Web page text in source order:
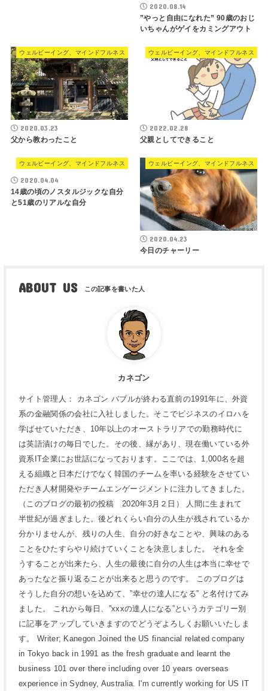
2020.08.14
”やっと自由になれた” 90歳のおじ
いちゃんがゲイをカミングアウト
ウェルビーイング、マインドフルネス
2020.03.23
父から教わったこと
ウェルビーイング、マインドフルネス
2022.02.28
父親としてできること
ウェルビーイング、マインドフルネス
2020.04.04
14歳の頃のノスタルジックな自分
と51歳のリアルな自分
ウェルビーイング、マインドフルネス
2020.04.23
今日のチャーリー
ABOUT US
カネゴン
サイト管理人： カネゴン バブルが終わる直前の1991年に、外資
系の金融関係の会社に入社しました。そこでビジネスのイロハを
学ばせていただき、10年以上のオーストラリアでの勤務時代に
は英語漬けの毎日でした。その後、縁があり、現在働いている外
資系IT企業にお世話になっております。ここでは、1,000名を超
える組織と日本だけでなく韓国のチームを率いる経験をさせてい
ただき人材開発やチームエンゲージメントに注力してきました。
（このブログの最初の投稿 2020年3月２日） 人間に生まれて
半世紀が過ぎました。後どれくらい自分の人生が残されているか
分かりませんが、残りの人生、自分の好きなことや、興味のある
ことをひたすらやり続けていくことを決意しました。 それを全
うすることが出来たら、人生の最後に自分の人生は本当に幸せで
あったなと振り返ることが出来ると思うのです。 このブログは
そうした自分の想いを込めて、”幸せの達人になる” と名付けてみ
ました。 これから毎日、”xxxの達人になる”というカテゴリー別
に記事をアップしていきますのでどうぞよろしくお願いいたしま
す。 Writer; Kanegon Joined the US financial related company
in Tokyo back in 1991 as the fresh graduate and learnt the
business 101 over there including over 10 years overseas
experience in Sydney, Australia. I'm currently working for US IT